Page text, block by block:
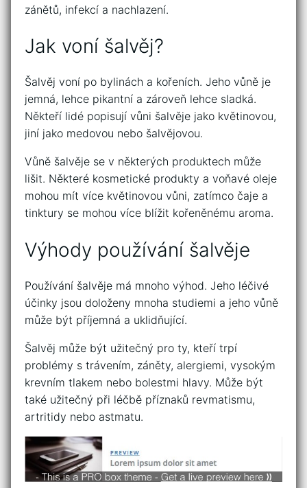
zánětů, infekcí a nachlazení.
Jak voní šalvěj?
Šalvěj voní po bylinách a kořeních. Jeho vůně je
jemná, lehce pikantní a zároveň lehce sladká.
Někteří lidé popisují vůni šalvěje jako květinovou,
jiní jako medovou nebo šalvějovou.
Vůně šalvěje se v některých produktech může
lišit. Některé kosmetické produkty a voňavé oleje
mohou mít více květinovou vůni, zatímco čaje a
tinktury se mohou více blížit kořeněnému aroma.
Výhody používání šalvěje
Používání šalvěje má mnoho výhod. Jeho léčivé
účinky jsou doloženy mnoha studiemi a jeho vůně
může být příjemná a uklidňující.
Šalvěj může být užitečný pro ty, kteří trpí
problémy s trávením, záněty, alergiemi, vysokým
krevním tlakem nebo bolestmi hlavy. Může být
také užitečný při léčbě příznaků revmatismu,
artritidy nebo astmatu.